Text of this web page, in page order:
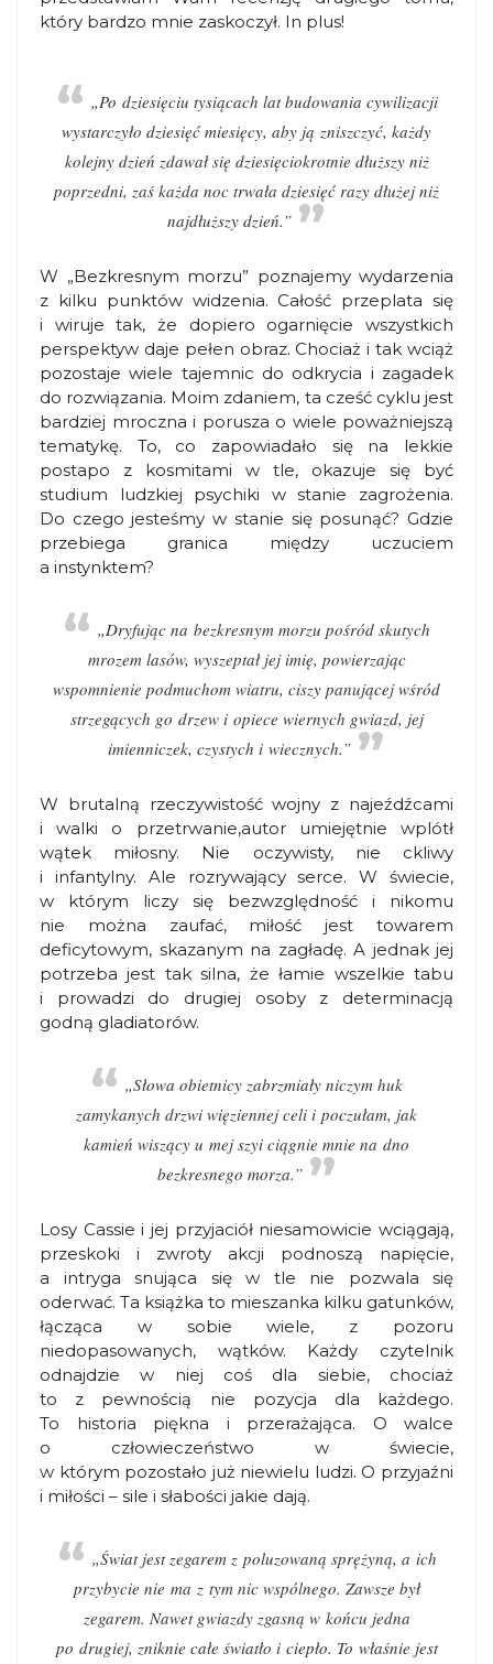
który bardzo mnie zaskoczył. In plus!
„Po dziesięciu tysiącach lat budowania cywilizacji
wystarczyło dziesięć miesięcy, aby ją zniszczyć, każdy
kolejny dzień zdawał się dziesięciokrotnie dłuższy niż
poprzedni, zaś każda noc trwała dziesięć razy dłużej niż
najdłuższy dzień.”
W „Bezkresnym morzu” poznajemy wydarzenia
z kilku punktów widzenia. Całość przeplata się
i wiruje tak, że dopiero ogarnięcie wszystkich
perspektyw daje pełen obraz. Chociaż i tak wciąż
pozostaje wiele tajemnic do odkrycia i zagadek
do rozwiązania. Moim zdaniem, ta cześć cyklu jest
bardziej mroczna i porusza o wiele poważniejszą
tematykę. To, co zapowiadało się na lekkie
postapo z kosmitami w tle, okazuje się być
studium ludzkiej psychiki w stanie zagrożenia.
Do czego jesteśmy w stanie się posunąć? Gdzie
przebiega granica między uczuciem
a instynktem?
„Dryfując na bezkresnym morzu pośród skutych
mrozem lasów, wyszeptał jej imię, powierzając
wspomnienie podmuchom wiatru, ciszy panującej wśród
strzegących go drzew i opiece wiernych gwiazd, jej
imienniczek, czystych i wiecznych.”
W brutalną rzeczywistość wojny z najeźdźcami
i walki o przetrwanie,autor umiejętnie wplótł
wątek miłosny. Nie oczywisty, nie ckliwy
i infantylny. Ale rozrywający serce. W świecie,
w którym liczy się bezwzględność i nikomu
nie można zaufać, miłość jest towarem
deficytowym, skazanym na zagładę. A jednak jej
potrzeba jest tak silna, że łamie wszelkie tabu
i prowadzi do drugiej osoby z determinacją
godną gladiatorów.
„Słowa obietnicy zabrzmiały niczym huk
zamykanych drzwi więziennej celi i poczułam, jak
kamień wiszący u mej szyi ciągnie mnie na dno
bezkresnego morza.”
Losy Cassie i jej przyjaciół niesamowicie wciągają,
przeskoki i zwroty akcji podnoszą napięcie,
a intryga snująca się w tle nie pozwala się
oderwać. Ta książka to mieszanka kilku gatunków,
łącząca w sobie wiele, z pozoru
niedopasowanych, wątków. Każdy czytelnik
odnajdzie w niej coś dla siebie, chociaż
to z pewnością nie pozycja dla każdego.
To historia piękna i przerażająca. O walce
o człowieczeństwo w świecie,
w którym pozostało już niewielu ludzi. O przyjaźni
i miłości – sile i słabości jakie dają.
„Świat jest zegarem z poluzowaną sprężyną, a ich
przybycie nie ma z tym nic wspólnego. Zawsze był
zegarem. Nawet gwiazdy zgasną w końcu jedna
po drugiej, zniknie całe światło i ciepło. To właśnie jest